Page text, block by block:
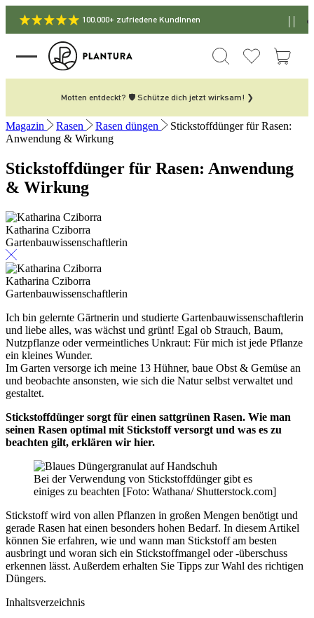
100.000+ zufriedene KundInnen
Motten entdeckt? 🛡️ Schütze dich jetzt wirksam! ❯
Magazin Rasen Rasen düngen
Stickstoffdünger für Rasen:
Anwendung & Wirkung
Stickstoffdünger für Rasen: Anwendung
& Wirkung
Katharina Cziborra
Gartenbauwissenschaftlerin
Katharina Cziborra
Gartenbauwissenschaftlerin
Ich bin gelernte Gärtnerin und studierte Gartenbauwissenschaftlerin
und liebe alles, was wächst und grünt! Egal ob Strauch, Baum,
Nutzpflanze oder vermeintliches Unkraut: Für mich ist jede Pflanze
ein kleines Wunder.
Im Garten versorge ich meine 13 Hühner, baue Obst & Gemüse an
und beobachte ansonsten, wie sich die Natur selbst verwaltet und
gestaltet.
Stickstoffdünger sorgt für einen sattgrünen Rasen. Wie man
seinen Rasen optimal mit Stickstoff versorgt und was es zu
beachten gilt, erklären wir hier.
Bei der Verwendung von Stickstoffdünger gibt es
einiges zu beachten [Foto: Wathana/ Shutterstock.com]
Stickstoff wird von allen Pflanzen in großen Mengen benötigt und
gerade Rasen hat einen besonders hohen Bedarf. In diesem Artikel
können Sie erfahren, wie und wann man Stickstoff am besten
ausbringt und woran sich ein Stickstoffmangel oder -überschuss
erkennen lässt. Außerdem erhalten Sie Tipps zur Wahl des richtigen
Düngers.
Inhaltsverzeichnis